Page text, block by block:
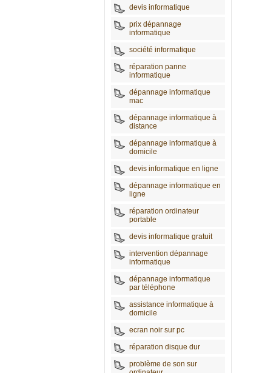
devis informatique
prix dépannage
informatique
société informatique
réparation panne
informatique
dépannage informatique
mac
dépannage informatique à
distance
dépannage informatique à
domicile
devis informatique en ligne
dépannage informatique en
ligne
réparation ordinateur
portable
devis informatique gratuit
intervention dépannage
informatique
dépannage informatique
par téléphone
assistance informatique à
domicile
ecran noir sur pc
réparation disque dur
problème de son sur